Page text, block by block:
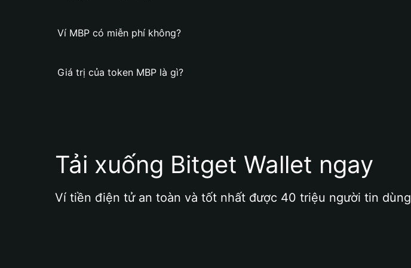
Ví MBP có miễn phí không?
Giá trị của token MBP là gì?
Tải xuống Bitget Wallet ngay
Ví tiền điện tử an toàn và tốt nhất được 40 triệu người tin dùng